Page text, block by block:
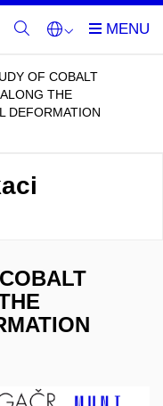
OF COBALT
THE
DEFORMATION